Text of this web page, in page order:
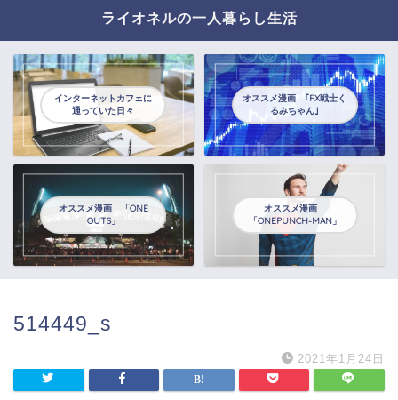
ライオネルの一人暮らし生活
インターネットカフェに
通っていた日々
オススメ漫画 ｢FX戦士く
るみちゃん｣
オススメ漫画 「ONE
OUTS」
オススメ漫画
「ONEPUNCH-MAN」
514449_s
2021年1月24日